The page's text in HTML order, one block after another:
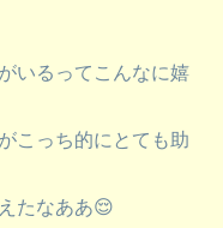
いるってこんなに嬉
こっち的にとても助
たなああ😌